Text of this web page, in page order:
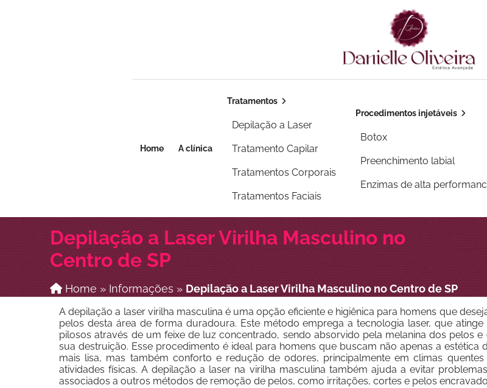
Home A clínica
Tratamentos
Depilação a Laser
Tratamento Capilar
Tratamentos Corporais
Tratamentos Faciais
Procedimentos injetáveis
Botox
Preenchimento labial
Enzimas de alta
Depilação a Laser Virilha Masculino no
Centro de SP
Home » Informações » Depilação a Laser Virilha Masculino no Centro de SP
A depilação a laser virilha masculina é uma opção eficiente e higiênica para homens que
pelos desta área de forma duradoura. Este método emprega a tecnologia laser, que
pilosos através de um feixe de luz concentrado, sendo absorvido pela melanina dos pelos e
sua destruição. Esse procedimento é ideal para homens que buscam não apenas a estética
mais lisa, mas também conforto e redução de odores, principalmente em climas
atividades físicas. A depilação a laser na virilha masculina também ajuda a evitar
associados a outros métodos de remoção de pelos, como irritações, cortes e pelos